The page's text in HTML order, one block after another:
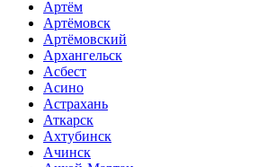
Артём
Артёмовск
Артёмовский
Архангельск
Асбест
Асино
Астрахань
Аткарск
Ахтубинск
Ачинск